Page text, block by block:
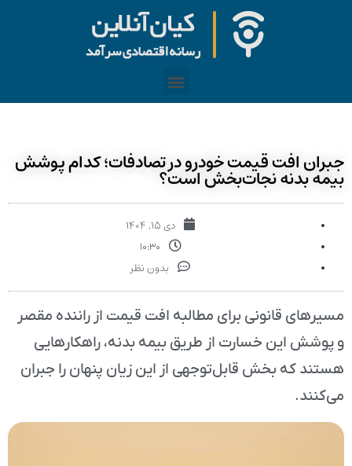
جبران افت قیمت خودرو در تصادفات؛ کدام پوشش
بیمه بدنه نجات‌بخش است؟
دی ۱۵, ۱۴۰۴
۱۰:۳۰
بدون نظر
مسیرهای قانونی برای مطالبه افت قیمت از راننده مقصر
و پوشش این خسارت از طریق بیمه بدنه، راهکارهایی
هستند که بخش قابل‌توجهی از این زیان پنهان را جبران
می‌کنند.